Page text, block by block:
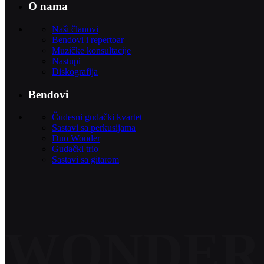
O nama
Naši članovi
Bendovi i repertoar
Muzičke konsultacije
Nastupi
Diskografija
Bendovi
Čudesni gudački kvartet
Sastavi sa perkusijama
Duo Wonder
Gudački trio
Sastavi sa gitarom